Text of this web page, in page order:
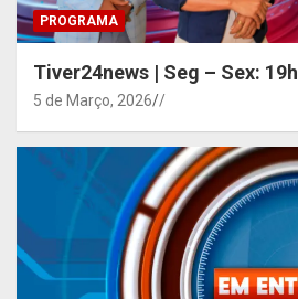
PROGRAMA
Tiver24news | Seg – Sex: 19h
5 de Março, 2026 /